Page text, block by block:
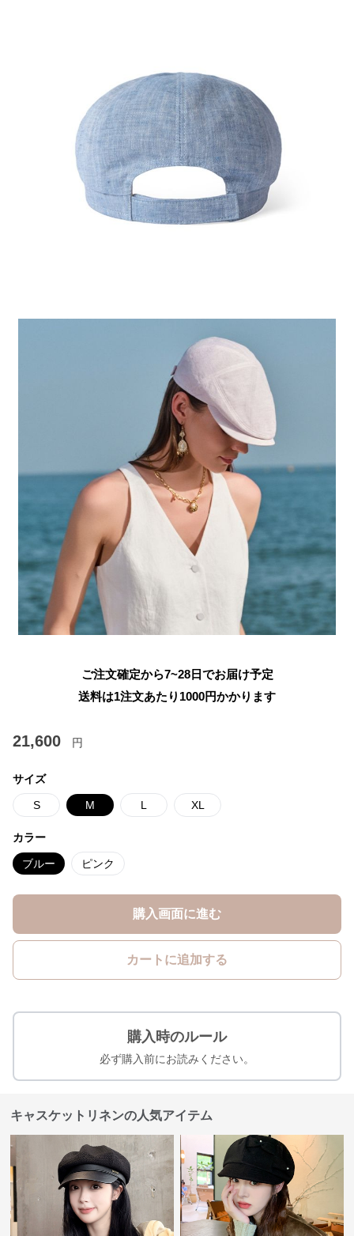
ご注文確定から7~28日でお届け予定
送料は1注文あたり 1000円かかります
21,600 円
サイズ
S M L XL
カラー
ブルー ピンク
購入画面に進む
カートに追加する
購入時のルール
必ず購入前にお読みください。
キャスケットリネンの人気アイテム